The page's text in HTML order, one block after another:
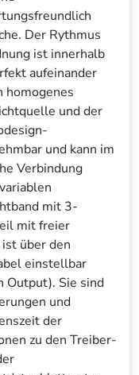
Der Rythmus
ist innerhalb
aufeinander
homogenes
und der
und kann im
Verbindung
mit 3-
mit freier
über den
einstellbar
Output). Sie sind
und
der
zu den Treiber-